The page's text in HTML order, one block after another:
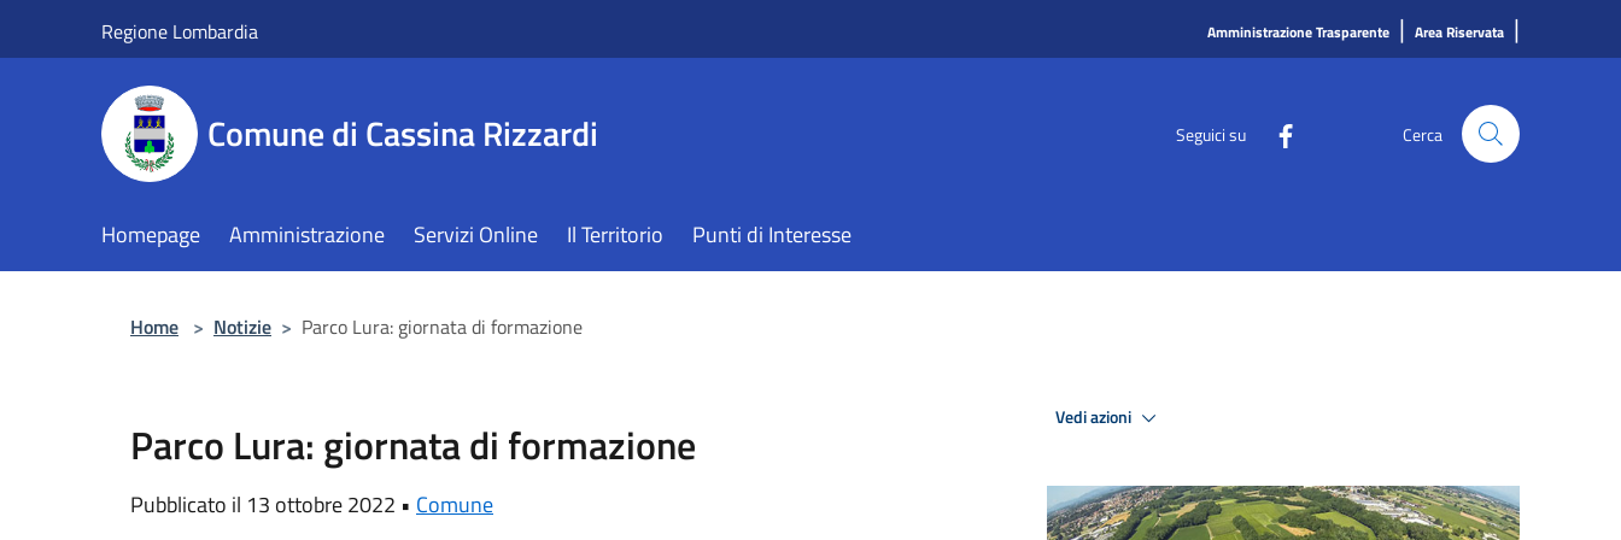
Regione Lombardia Amministrazione Trasparente | Area Riservata |
Comune di Cassina Rizzardi Seguici su Cerca
Homepage Amministrazione Servizi Online Il Territorio Punti di Interesse
Home > Notizie > Parco Lura: giornata di formazione
Parco Lura: giornata di formazione
Pubblicato il 13 ottobre 2022 • Comune
Vedi azioni